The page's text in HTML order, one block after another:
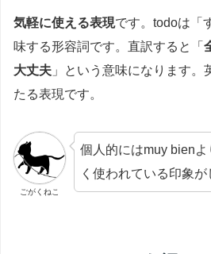
気軽に使える表現です。todoは「
味する形容詞です。直訳すると「
大丈夫 」という意味になります
たる表現です。
ごがくねこ
個人的にはmuy bien
く使われている印象が